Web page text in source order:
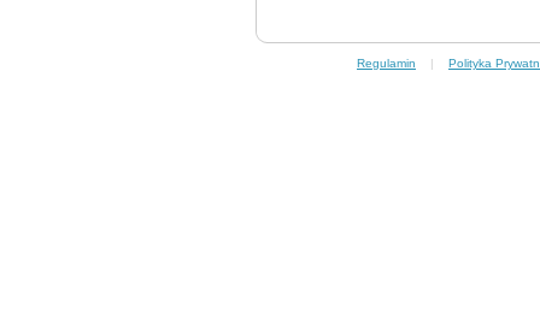
Regulamin | Polityka